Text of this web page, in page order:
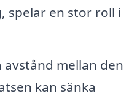
spelar en stor roll i
avstånd mellan den
kan sänka